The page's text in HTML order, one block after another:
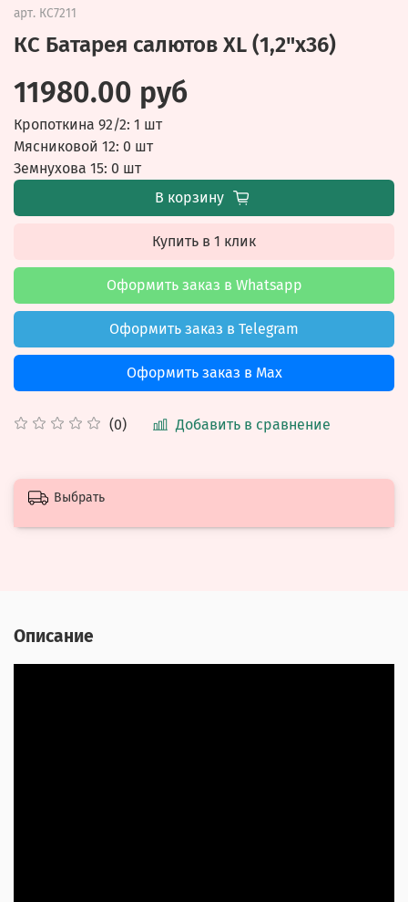
арт. КС7211
КС Батарея салютов XL (1,2"x36)
(0) Добавить в сравнение
11980.00 руб
Кропоткина 92/2: 1 шт
Мясниковой 12: 0 шт
Земнухова 15: 0 шт
В корзину
Купить в 1 клик
Оформить заказ в Whatsapp
Оформить заказ в Telegram
Оформить заказ в Max
Выбрать
Описание